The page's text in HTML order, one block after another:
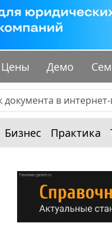
Цены Демо
Бизнес Практика